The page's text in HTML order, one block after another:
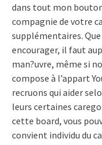
dans tout mon
compagnie de votre
supplémentaires.
encourager, il faut
man?uvre, même si
compose à l’appart
recruons qui aider
leurs certaines
cette board, vous
convient individu du